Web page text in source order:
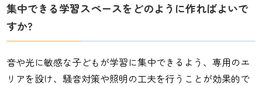
集中できる学習スペースをどのように作ればよいで
すか?
音や光に敏感な子どもが学習に集中できるよう、専用のエ
リアを設け、騒音対策や照明の工夫を行うことが効果的で